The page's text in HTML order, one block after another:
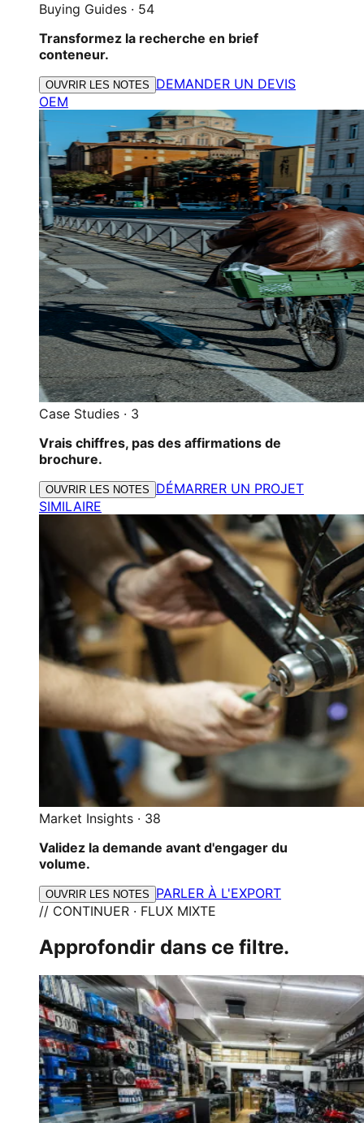
Buying Guides · 54
Transformez la recherche en brief
conteneur.
OUVRIR LES NOTES
DEMANDER UN DEVIS
OEM
Case Studies · 3
Vrais chiffres, pas des affirmations de
brochure.
OUVRIR LES NOTES
DÉMARRER UN PROJET
SIMILAIRE
Market Insights · 38
Validez la demande avant d'engager du
volume.
OUVRIR LES NOTES
PARLER À L'EXPORT
// CONTINUER · FLUX MIXTE
Approfondir dans ce filtre.